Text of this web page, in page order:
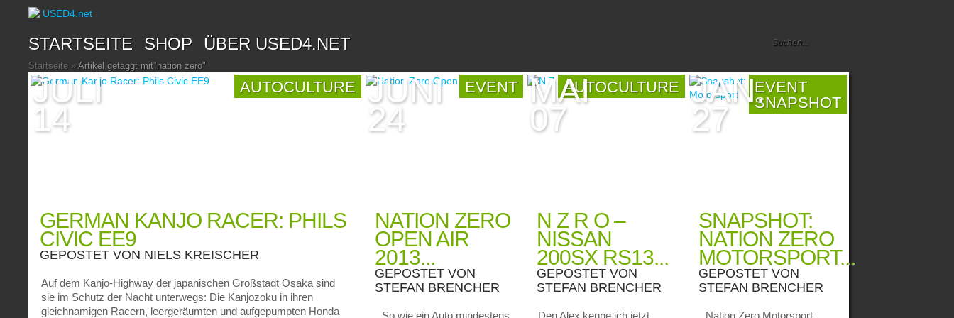
STARTSEITE SHOP ÜBER USED4.NET
Startseite » Artikel getaggt mit"nation zero"
AUTOCULTURE
JULI
14
GERMAN KANJO RACER: PHILS
CIVIC EE9
GEPOSTET VON NIELS KREISCHER
Auf dem Kanjo-Highway der japanischen Großstadt Osaka sind
sie im Schutz der Nacht unterwegs: Die Kanjozoku in ihren
gleichnamigen Racern, leergeräumten und aufgepumpten Honda
EVENT
JUNI
24
NATION ZERO
OPEN AIR
2013...
GEPOSTET VON
STEFAN BRENCHER
So wie ein Auto mindestens
AUTOCULTURE
MAI
07
N Z R O –
NISSAN
200SX RS13...
GEPOSTET VON
STEFAN BRENCHER
Den Alex kenne ich jetzt
EVENT
SNAPSHOT
JAN.
27
SNAPSHOT:
NATION ZERO
MOTORSPORT...
GEPOSTET VON
STEFAN BRENCHER
Nation Zero Motorsport